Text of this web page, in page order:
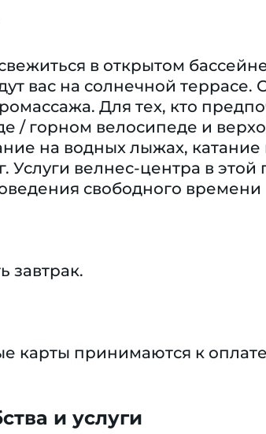
в открытом
вас на солнечной террасе.
Для тех, кто
/ горном велосипеде и
на водных лыжах,
Услуги велнес-центра в
свободного времени
завтрак.
карты принимаются к
и услуги